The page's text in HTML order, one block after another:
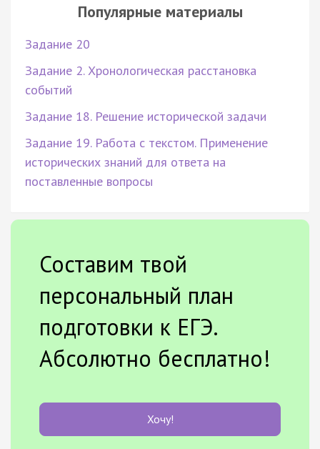
Популярные материалы
Задание 20
Задание 2. Хронологическая расстановка
событий
Задание 18. Решение исторической задачи
Задание 19. Работа с текстом. Применение
исторических знаний для ответа на
поставленные вопросы
Составим твой
персональный план
подготовки к ЕГЭ.
Абсолютно бесплатно!
Хочу!